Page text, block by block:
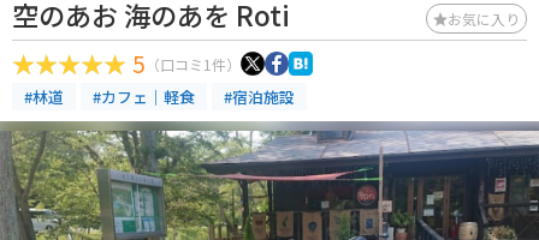
空のあお 海のあを Roti お気に入り
5 （口コミ1件）
#林道 #カフェ｜軽食 #宿泊施設